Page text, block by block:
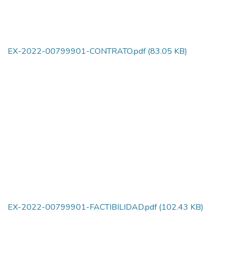
EX-2022-00799901-CONTRATO.pdf(83.05 KB)
EX-2022-00799901-FACTIBILIDAD.pdf(102.43 KB)